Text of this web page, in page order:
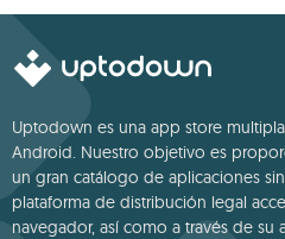
Uptodown es una app store
Android. Nuestro objetivo es
un gran catálogo de aplicaciones
plataforma de distribución legal
navegador, así como a través de su